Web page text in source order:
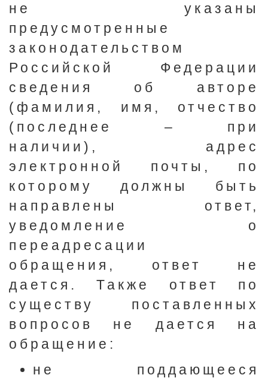
не указаны
предусмотренные
законодательством
Российской Федерации
сведения об авторе
(фамилия, имя, отчество
(последнее – при
наличии), адрес
электронной почты, по
которому должны быть
направлены ответ,
уведомление о
переадресации
обращения, ответ не
дается. Также ответ по
существу поставленных
вопросов не дается на
обращение:
не поддающееся